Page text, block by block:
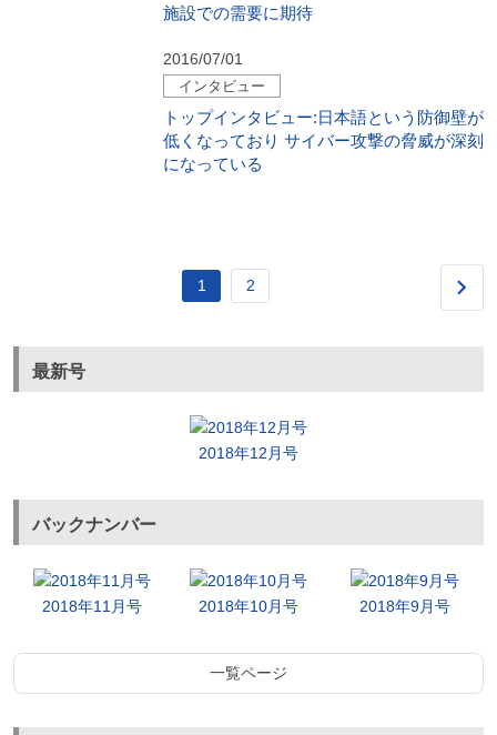
施設での需要に期待
2016/07/01
インタビュー
トップインタビュー:日本語という防御壁が
低くなっており サイバー攻撃の脅威が深刻
になっている
1 2
最新号
2018年12月号
バックナンバー
2018年11月号 2018年10月号 2018年9月号
一覧ページ